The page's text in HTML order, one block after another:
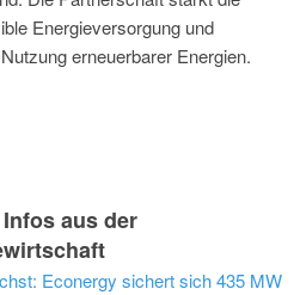
Energieversorgung und
erneuerbarer Energien.
aus der
Econergy sichert sich 435 MW